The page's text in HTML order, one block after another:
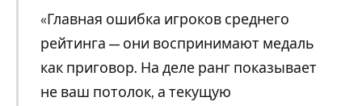
«Главная ошибка игроков среднего
рейтинга — они воспринимают медаль
как приговор. На деле ранг показывает
не ваш потолок, а текущую